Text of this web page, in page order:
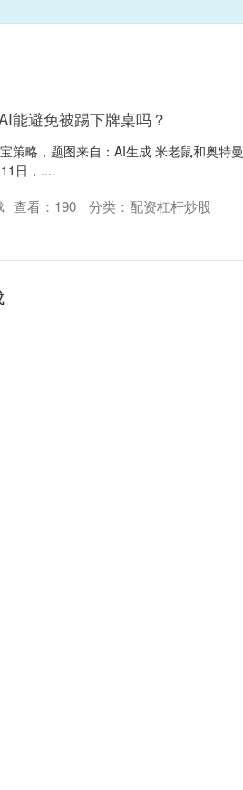
能避免被踢下牌桌吗？
策略，题图来自：AI生成 米老鼠和奥特曼
日，....
查看： 190 分类： 配资杠杆炒股